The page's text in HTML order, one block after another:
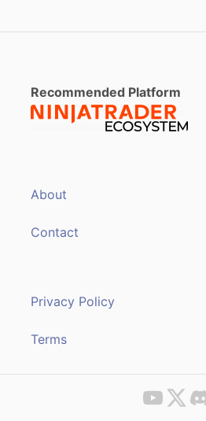
About
Contact
Privacy Policy
Terms
Recommended Platform